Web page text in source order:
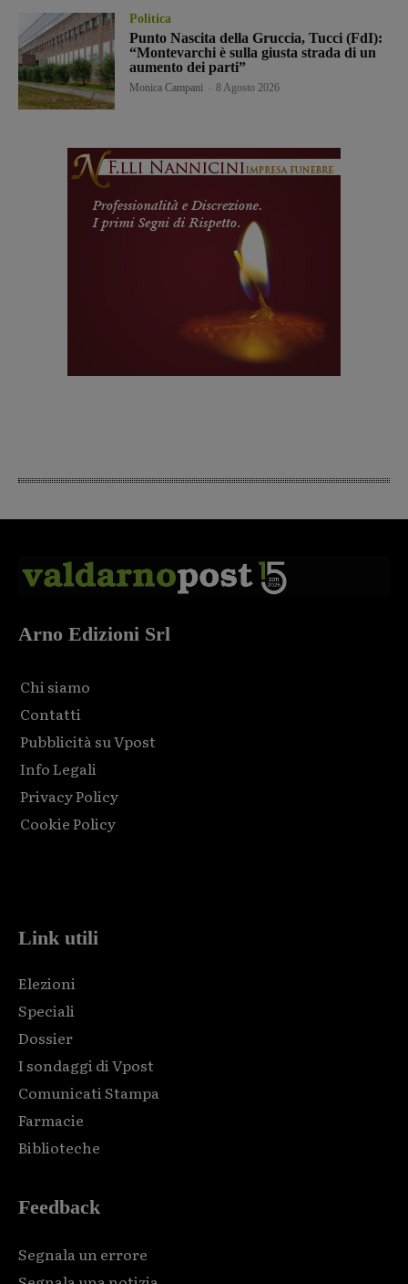
Politica
Punto Nascita della Gruccia, Tucci (FdI):
“Montevarchi è sulla giusta strada di un
aumento dei parti”
Monica Campani 8 Agosto 2026
Arno Edizioni Srl
Chi siamo
Contatti
Pubblicità su Vpost
Info Legali
Privacy Policy
Cookie Policy
Link utili
Elezioni
Speciali
Dossier
I sondaggi di Vpost
Comunicati Stampa
Farmacie
Biblioteche
Feedback
Segnala un errore